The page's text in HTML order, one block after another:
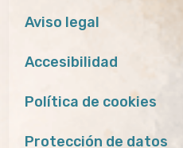
Aviso legal
Accesibilidad
Política de cookies
Protección de datos